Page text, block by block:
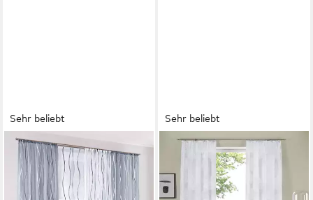
Sehr beliebt
OTTO HOME
Gardine Dimona (2 St),
Kräuselband, transparent,
Voile, 2er-Set, transparent,
Sehr beliebt
OTTO HOME
Gardine Belem (2 St),
Kräuselband, transparent,
Voile, 1 bzw. 2 Schals,